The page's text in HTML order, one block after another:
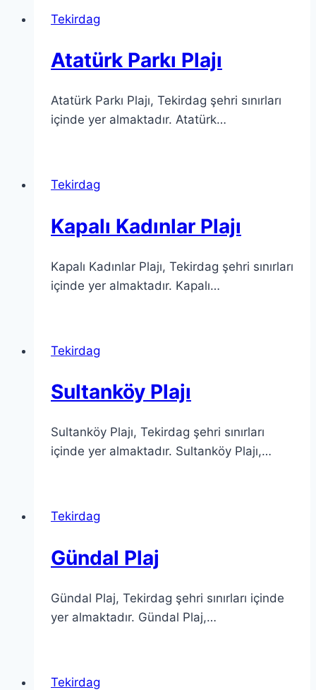
Tekirdag
Atatürk Parkı Plajı
Atatürk Parkı Plajı, Tekirdag şehri sınırları
içinde yer almaktadır. Atatürk…
Tekirdag
Kapalı Kadınlar Plajı
Kapalı Kadınlar Plajı, Tekirdag şehri sınırları
içinde yer almaktadır. Kapalı…
Tekirdag
Sultanköy Plajı
Sultanköy Plajı, Tekirdag şehri sınırları
içinde yer almaktadır. Sultanköy Plajı,…
Tekirdag
Gündal Plaj
Gündal Plaj, Tekirdag şehri sınırları içinde
yer almaktadır. Gündal Plaj,…
Tekirdag